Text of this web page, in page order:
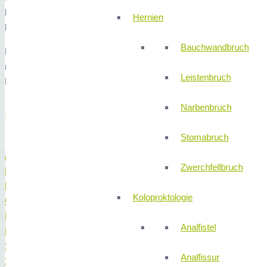
Hernien
Bauchwandbruch
Leistenbruch
Narbenbruch
Stomabruch
Zwerchfellbruch
Koloproktologie
Analfistel
Analfissur
laparoskopisch (Schlüssellochchirurgie) durchführen, wodurch
kosmetisches Ergebnis und einer schnelleren Rekonvaleszenz.
Bei Bedarf stehen wir Ihnen natürlich jeder Zeit gerne zu einem
nehmen uns die Zeit, um eine maßgeschneiderte Lösung für Sie
Eingriffs zu nehmen.
Behandlungsspektrum
Allgemeine Chirurgie
Bauchspeicheldrüse
Darm
Galle
Leber
Magen
Schilddrüse
Speiseröhre